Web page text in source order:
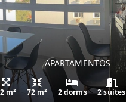
APARTAMENTOS
m² 72 m² 2 dorms 2 suítes